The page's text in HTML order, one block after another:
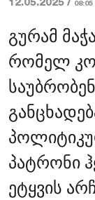
12.05.2025 / 08:05
გურამ
რომელ
პატრონი
ეტყვის